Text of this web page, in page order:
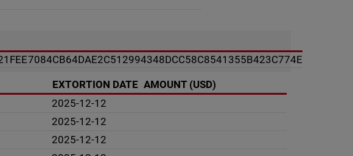
EXTORTION DATE AMOUNT (USD)
2025-12-12
2025-12-12
2025-12-12